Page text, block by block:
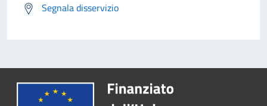
Segnala disservizio